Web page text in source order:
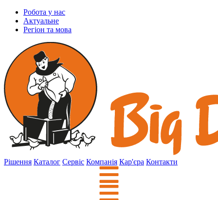
Робота у нас
Актуальне
Регіон та мова
Рішення Каталог Сервіс Компанія Кар'єра Контакти